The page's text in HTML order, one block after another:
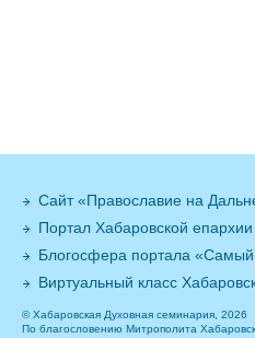
Сайт «Православие на
Портал Хабаровской
Блогосфера портала
Виртуальный класс
© Хабаровская Духовная семинария, 2026
По благословению Митрополита